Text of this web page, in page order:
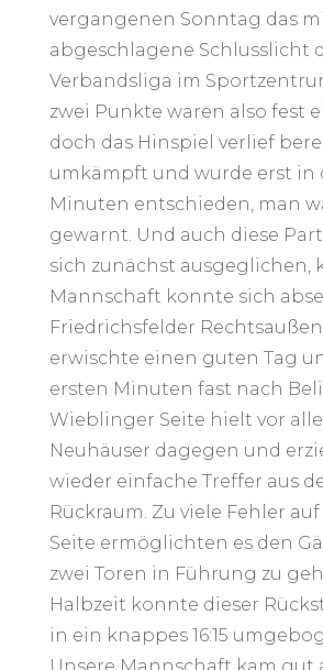
vergangenen Sonntag das
abgeschlagene Schlusslicht
Verbandsliga im
zwei Punkte waren also fest
doch das Hinspiel verlief
umkämpft und wurde erst in
Minuten entschieden, man
gewarnt. Und auch diese
sich zunächst ausgeglichen,
Mannschaft konnte sich
Friedrichsfelder
erwischte einen guten Tag
ersten Minuten fast nach
Wieblinger Seite hielt vor
Neuhäuser dagegen und
wieder einfache Treffer aus
Rückraum. Zu viele Fehler
Seite ermöglichten es den
zwei Toren in Führung zu
Halbzeit konnte dieser
in ein knappes 16:15